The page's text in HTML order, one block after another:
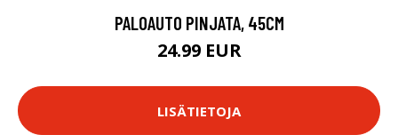
PALOAUTO PINJATA, 45CM
24.99 EUR
LISÄTIETOJA